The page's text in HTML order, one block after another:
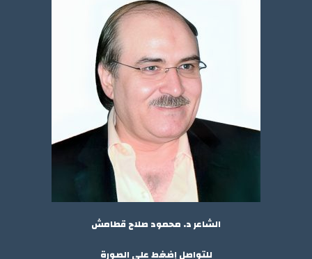
الشاعر د. محمود صلاح قطامش
للتواصل إضغط على الصورة